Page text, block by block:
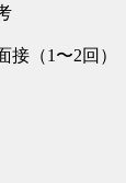
接（1〜2回）